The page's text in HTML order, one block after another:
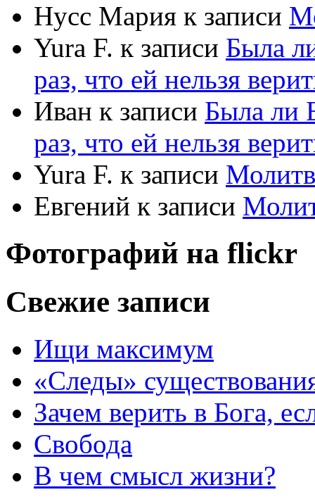
Нусс Мария к записи
Yura F. к записи Была
раз, что ей нельзя
Иван к записи Была ли
раз, что ей нельзя
Yura F. к записи
Евгений к записи
Фотографий на flickr
Свежие записи
Ищи максимум
«Следы»
Зачем верить в Бога,
Свобода
В чем смысл жизни?